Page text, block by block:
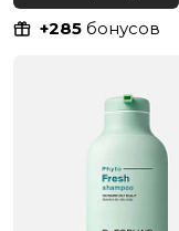
+285 бонусов